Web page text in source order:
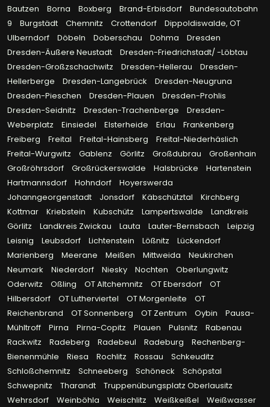
Bautzen
Borna Boxberg Brand-Erbisdorf
Bundesautobahn
9
Burgstädt Chemnitz Crottendorf
Dippoldiswalde, OT
Ulberndorf
Döbeln Doberschau Dohma
Dresden
Dresden-Äußere Neustadt
Dresden-Friedrichstadt/ -Löbtau
Dresden-Großzschachwitz
Dresden-Hellerau
Dresden-
Hellerberge
Dresden-Langebrück
Dresden-Neugruna
Dresden-Pieschen
Dresden-Plauen
Dresden-Prohlis
Dresden-Seidnitz
Dresden-Trachenberge
Dresden-
Weberplatz
Einsiedel Elsterheide Erlau
Frankenberg
Freiberg
Freital Freital-Hainsberg
Freital-Niederhäslich
Freital-Wurgwitz
Gablenz Görlitz Großdubrau
Großenhain
Großröhrsdorf
Großrückerswalde Halsbrücke
Hartenstein
Hartmannsdorf
Hohndorf
Hoyerswerda
Johanngeorgenstadt
Jonsdorf Käbschütztal
Kirchberg
Kottmar
Kriebstein Kubschütz Lampertswalde
Landkreis
Görlitz
Landkreis Zwickau Lauta Lauter-Bernsbach
Leipzig
Leisnig
Leubsdorf Lichtenstein Lößnitz
Lückendorf
Marienberg
Meerane Meißen Mittweida
Neukirchen
Neumark
Niederdorf Niesky Nochten
Oberlungwitz
Oderwitz
Oßling OT Altchemnitz OT Ebersdorf
OT
Hilbersdorf
OT Lutherviertel OT Morgenleite
OT
Reichenbrand
OT Sonnenberg OT Zentrum Oybin
Pausa-
Mühltroff
Pirna Pirna-Copitz Plauen Pulsnitz
Rabenau
Rackwitz
Radeberg Radebeul Radeburg
Rechenberg-
Bienenmühle
Riesa Rochlitz Rossau
Schkeuditz
Schloßchemnitz
Schneeberg Schöneck
Schöpstal
Schwepnitz
Tharandt
Truppenübungsplatz Oberlausitz
Wehrsdorf
Weinböhla Weischlitz Weißkeißel
Weißwasser